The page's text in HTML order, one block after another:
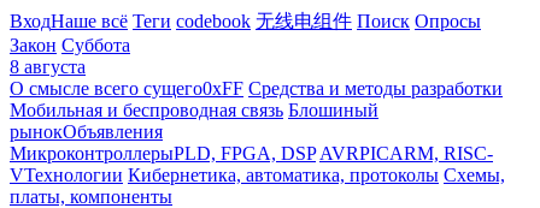
ВходНаше всё Теги codebook 无线电组件 Поиск Опросы
Закон Суббота
8 августа
О смысле всего сущего0xFF Средства и методы разработки
Мобильная и беспроводная связь Блошиный
рынокОбъявления
МикроконтроллерыPLD, FPGA, DSP AVRPICARM, RISC-
VТехнологии Кибернетика, автоматика, протоколы Схемы,
платы, компоненты